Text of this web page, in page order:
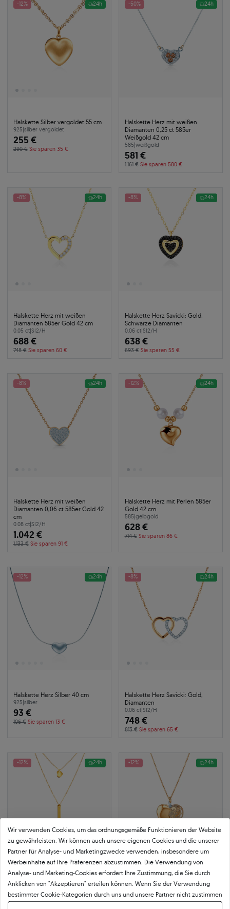
-12% 24h
Halskette Silber vergoldet 55 cm
925|silber vergoldet
255 €
290 € Sie sparen 35 €
-50% 24h
Halskette Herz mit weißen
Diamanten 0,25 ct 585er
Weißgold 42 cm
585|weißgold
581 €
1.161 € Sie sparen 580 €
-8% 24h
Halskette Herz mit weißen
Diamanten 585er Gold 42 cm
0.05 ct|SI2/H
688 €
748 € Sie sparen 60 €
-8% 24h
Halskette Herz Savicki: Gold,
Schwarze Diamanten
0.06 ct|SI2/H
638 €
693 € Sie sparen 55 €
-8% 24h
Halskette Herz mit weißen
Diamanten 0,06 ct 585er Gold 42
cm
0.08 ct|SI2/H
1.042 €
1.133 € Sie sparen 91 €
-12% 24h
Halskette Herz mit Perlen 585er
Gold 42 cm
585|gelbgold
628 €
714 € Sie sparen 86 €
-12% 24h
Halskette Herz Silber 40 cm
925|silber
93 €
106 € Sie sparen 13 €
-8% 24h
Halskette Herz Savicki: Gold,
Diamanten
0.06 ct|SI2/H
748 €
813 € Sie sparen 65 €
-12% 24h
Halskette Herz Silber vergoldet
42 cm
925|silber vergoldet
73 €
-12% 24h
Halskette Silber vergoldet 55 cm
925 silber vergoldet
144 €
Wir verwenden Cookies, um das ordnungsgemäße Funktionieren der Website
zu gewährleisten. Wir können auch unsere eigenen Cookies und die unserer
Partner für Analyse- und Marketingzwecke verwenden, insbesondere um
Werbeinhalte auf Ihre Präferenzen abzustimmen. Die Verwendung von
Analyse- und Marketing-Cookies erfordert Ihre Zustimmung, die Sie durch
Anklicken von "Akzeptieren" erteilen können. Wenn Sie der Verwendung
bestimmter Cookie-Kategorien durch uns und unsere Partner nicht zustimmen
möchten, klicken Sie auf "Lassen Sie mich wählen" und bestimmen Sie Ihre